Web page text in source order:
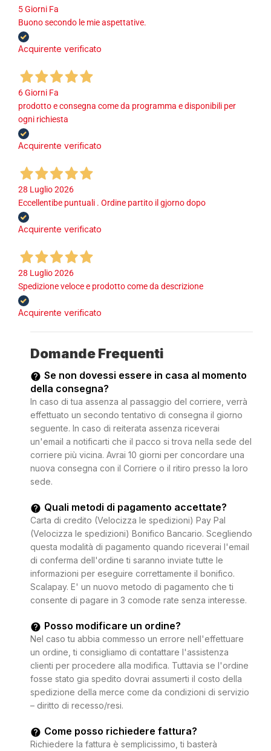
5 Giorni Fa
Buono secondo le mie aspettative.
Acquirente verificato
6 Giorni Fa
prodotto e consegna come da programma e disponibili per
ogni richiesta
Acquirente verificato
28 Luglio 2026
Eccellentibe puntuali . Ordine partito il gjorno dopo
Acquirente verificato
28 Luglio 2026
Spedizione veloce e prodotto come da descrizione
Acquirente verificato
Domande Frequenti
Se non dovessi essere in casa al momento
della consegna?
In caso di tua assenza al passaggio del corriere, verrà
effettuato un secondo tentativo di consegna il giorno
seguente. In caso di reiterata assenza riceverai
un'email a notificarti che il pacco si trova nella sede del
corriere più vicina. Avrai 10 giorni per concordare una
nuova consegna con il Corriere o il ritiro presso la loro
sede.
Quali metodi di pagamento accettate?
Carta di credito (Velocizza le spedizioni) Pay Pal
(Velocizza le spedizioni) Bonifico Bancario. Scegliendo
questa modalità di pagamento quando riceverai l'email
di conferma dell'ordine ti saranno inviate tutte le
informazioni per eseguire correttamente il bonifico.
Scalapay. E' un nuovo metodo di pagamento che ti
consente di pagare in 3 comode rate senza interesse.
Posso modificare un ordine?
Nel caso tu abbia commesso un errore nell'effettuare
un ordine, ti consigliamo di contattare l'assistenza
clienti per procedere alla modifica. Tuttavia se l'ordine
fosse stato gia spedito dovrai assumerti il costo della
spedizione della merce come da condizioni di servizio
– diritto di recesso/resi.
Come posso richiedere fattura?
Richiedere la fattura è semplicissimo, ti basterà